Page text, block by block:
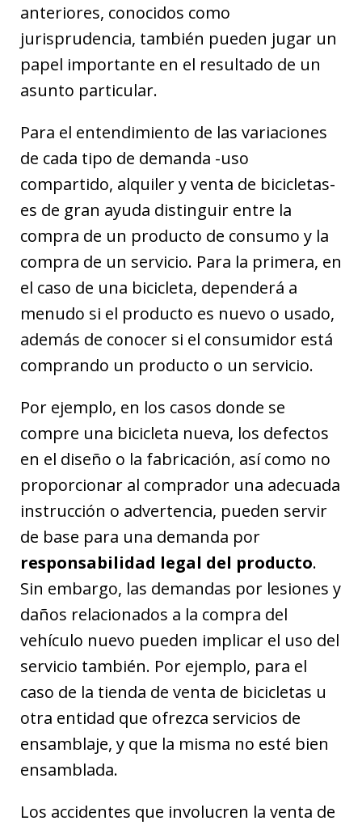
anteriores, conocidos como
jurisprudencia, también pueden jugar un
papel importante en el resultado de un
asunto particular.
Para el entendimiento de las variaciones
de cada tipo de demanda -uso
compartido, alquiler y venta de bicicletas-
es de gran ayuda distinguir entre la
compra de un producto de consumo y la
compra de un servicio. Para la primera, en
el caso de una bicicleta, dependerá a
menudo si el producto es nuevo o usado,
además de conocer si el consumidor está
comprando un producto o un servicio.
Por ejemplo, en los casos donde se
compre una bicicleta nueva, los defectos
en el diseño o la fabricación, así como no
proporcionar al comprador una adecuada
instrucción o advertencia, pueden servir
de base para una demanda por
responsabilidad legal del producto.
Sin embargo, las demandas por lesiones y
daños relacionados a la compra del
vehículo nuevo pueden implicar el uso del
servicio también. Por ejemplo, para el
caso de la tienda de venta de bicicletas u
otra entidad que ofrezca servicios de
ensamblaje, y que la misma no esté bien
ensamblada.
Los accidentes que involucren la venta de